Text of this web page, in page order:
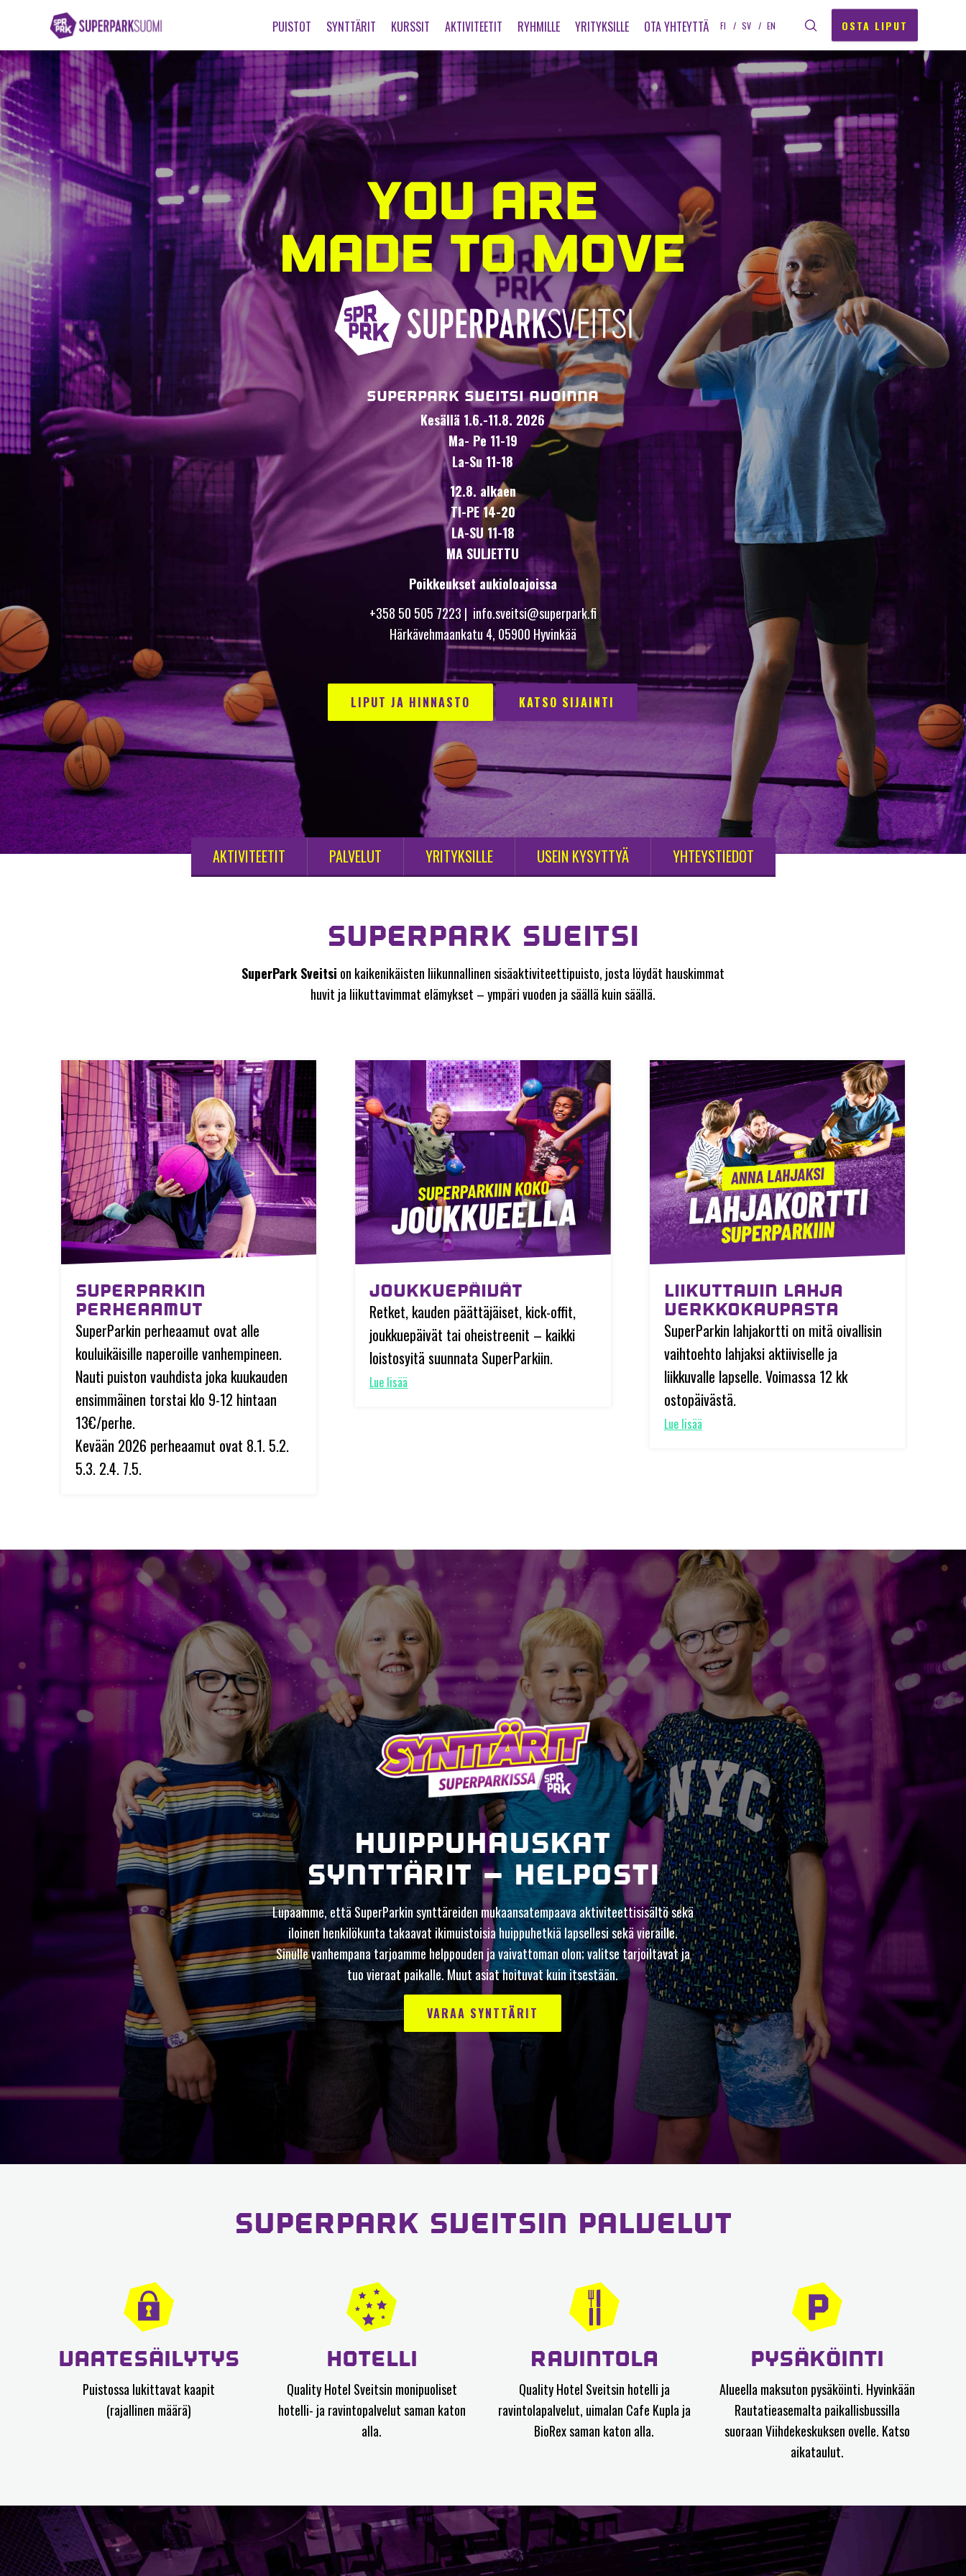
FI SV EN OSTA LIPUT
PUISTOT SYNTTÄRIT KURSSIT AKTIVITEETIT RYHMILLE YRITYKSILLE OTA YHTEYTTÄ
SUPERPARK SVEITSI AVOINNA
Kesällä 1.6.-11.8. 2026
Ma- Pe 11-19
La-Su 11-18
12.8. alkaen
TI-PE 14-20
LA-SU 11-18
MA SULJETTU
Poikkeukset aukioloajoissa
+358 50 505 7223| info.sveitsi@superpark.fi
Härkävehmaankatu 4, 05900 Hyvinkää
LIPUT JA HINNASTO KATSO SIJAINTI
AKTIVITEETIT PALVELUT YRITYKSILLE USEIN KYSYTTYÄ YHTEYSTIEDOT
SUPERPARK SVEITSI
SuperPark Sveitsi on kaikenikäisten liikunnallinen sisäaktiviteettipuisto, josta löydät hauskimmat
huvit ja liikuttavimmat elämykset – ympäri vuoden ja säällä kuin säällä.
SUPERPARKIN
PERHEAAMUT
SuperParkin perheaamut ovat alle
kouluikäisille naperoille vanhempineen.
Nauti puiston vauhdista joka kuukauden
ensimmäinen torstai klo 9-12 hintaan
13€/perhe.
Kevään 2026 perheaamut ovat 8.1. 5.2.
5.3. 2.4. 7.5.
JOUKKUEPÄIVÄT
Retket, kauden päättäjäiset, kick-offit,
joukkuepäivät tai oheistreenit – kaikki
loistosyitä suunnata SuperParkiin.
Lue lisää
LIIKUTTAVIN LAHJA
VERKKOKAUPASTA
SuperParkin lahjakortti on mitä oivallisin
vaihtoehto lahjaksi aktiiviselle ja
liikkuvalle lapselle. Voimassa 12 kk
ostopäivästä.
Lue lisää
HUIPPUHAUSKAT
SYNTTÄRIT – HELPOSTI
Lupaamme, että SuperParkin synttäreiden mukaansatempaava aktiviteettisisältö sekä
iloinen henkilökunta takaavat ikimuistoisia huippuhetkiä lapsellesi sekä vieraille.
Sinulle vanhempana tarjoamme helppouden ja vaivattoman olon; valitse tarjoiltavat ja
tuo vieraat paikalle. Muut asiat hoituvat kuin itsestään.
VARAA SYNTTÄRIT
SUPERPARK SVEITSIN PALVELUT
VAATESÄILYTYS
Puistossa lukittavat kaapit
(rajallinen määrä)
HOTELLI
Quality Hotel Sveitsin monipuoliset
hotelli- ja ravintopalvelut saman katon
alla.
RAVINTOLA
Quality Hotel Sveitsin hotelli ja
ravintolapalvelut, uimalan Cafe Kupla ja
BioRex saman katon alla.
PYSÄKÖINTI
Alueella maksuton pysäköinti. Hyvinkään
Rautatieasemalta paikallisbussilla
suoraan Viihdekeskuksen ovelle. Katso
aikataulut.